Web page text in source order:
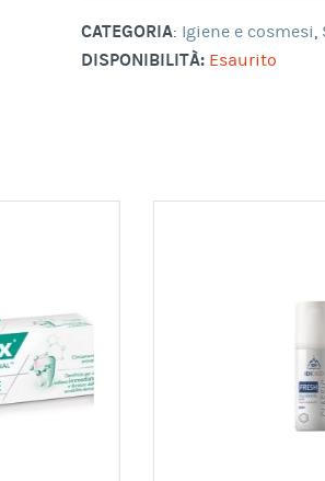
CATEGORIA: Igiene e cosmesi,
DISPONIBILITÀ: Esaurito